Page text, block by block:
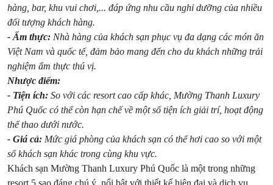
hàng, bar, khu vui chơi,... đáp ứng nhu cầu nghỉ dưỡng của nhiều
đối tượng khách hàng.
- Ẩm thực: Nhà hàng của khách sạn phục vụ đa dạng các món ăn
Việt Nam và quốc tế, đảm bảo mang đến cho du khách những trải
nghiệm ẩm thực thú vị.
Nhược điểm:
- Tiện ích: So với các resort cao cấp khác, Mường Thanh Luxury
Phú Quốc có thể còn hạn chế về một số tiện ích giải trí, hoạt động
thể thao dưới nước.
- Giá cả: Mức giá phòng của khách sạn có thể hơi cao so với một
số khách sạn khác trong cùng khu vực.
Khách sạn Mường Thanh Luxury Phú Quốc là một trong những
resort 5 sao đáng chú ý, nổi bật với thiết kế hiện đại và dịch vụ